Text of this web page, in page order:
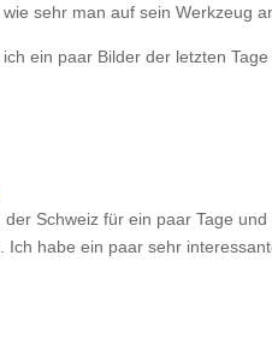
sehr man auf sein Werkzeug
ein paar Bilder der letzten Tage
der Schweiz für ein paar Tage
Ich habe ein paar sehr